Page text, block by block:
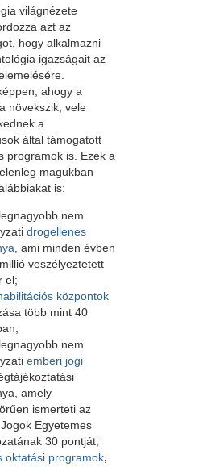
világnézete
azt az
hogy alkalmazni
igazságait az
ahogy a
növekszik, vele
a
által támogatott
programok is. Ezek a
magukban
is:
nem
drogellenes
, ami minden évben
veszélyeztetett
el;
központok
több mint 40
nem
emberi jogi
amely
ismerteti az
Egyetemes
30 pontját;
oktatási programok,